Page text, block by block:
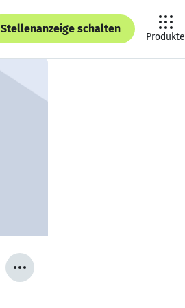
Stellenanzeige schalten
Produkte